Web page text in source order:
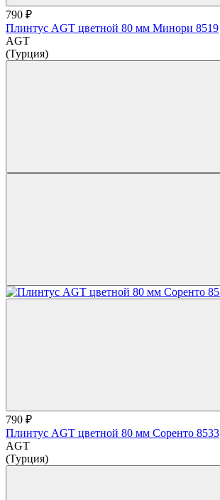
790 ₽
Плинтус AGT цветной 80 мм Минори 8519
AGT
(Турция)
790 ₽
Плинтус AGT цветной 80 мм Соренто 8533
AGT
(Турция)